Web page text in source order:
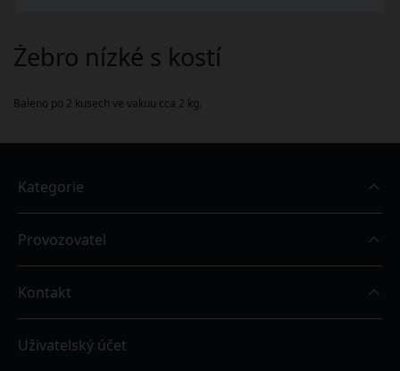
Baleno po 2 kusech ve vakuu cca 2 kg.
Žebro nízké s kostí
Kategorie
Provozovatel
Kontakt
Uživatelský účet